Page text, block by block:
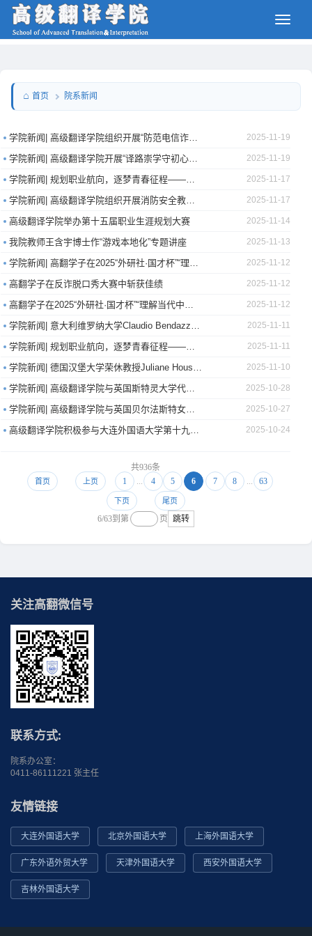
首页 院系新闻
学院新闻| 高级翻译学院组织开展“防范电信诈骗，护航青春成长”专题讲座 2025-11-19
学院新闻| 高级翻译学院开展“译路崇学守初心，学风赋能启新程” 学风建设月系列主题活动 2025-11-19
学院新闻| 规划职业航向，逐梦青春征程——高级翻译学院第十五届职业生涯规划大赛正式启动 2025-11-17
学院新闻| 高级翻译学院组织开展消防安全教育系列活动 2025-11-17
高级翻译学院举办第十五届职业生涯规划大赛 2025-11-14
我院教师王含宇博士作“游戏本地化”专题讲座 2025-11-13
学院新闻| 高翻学子在2025“外研社·国才杯”“理解当代中国”全国大学生外语能力大赛综合能力赛项辽宁省赛中喜获佳绩 2025-11-12
高翻学子在反诈脱口秀大赛中斩获佳绩 2025-11-12
高翻学子在2025“外研社·国才杯”“理解当代中国”全国大学生外语能力大赛笔译赛项辽宁省赛中喜获佳绩 2025-11-12
学院新闻| 意大利维罗纳大学Claudio Bendazzoli副教授应邀开设“口译研究中的民族志方法”主题讲座 2025-11-11
学院新闻| 规划职业航向，逐梦青春征程——高级翻译学院第十五届职业生涯规划大赛正式启动 2025-11-11
学院新闻| 德国汉堡大学荣休教授Juliane House应邀开设“话语与主导性：全球英语、语言接触及语言演变”学术讲座 2025-11-10
学院新闻| 高级翻译学院与英国斯特灵大学代表洽谈国际交流合作 2025-10-28
学院新闻| 高级翻译学院与英国贝尔法斯特女王大学代表洽谈国际交流合作 2025-10-27
高级翻译学院积极参与大连外国语大学第十九届体育节暨大学生趣味运动会 2025-10-24
共936条
首页 上页 1 ... 4 5 6 7 8 ... 63
下页 尾页
6/63到第 页 跳转
关注高翻微信号
联系方式:
院系办公室：
0411-86111221 张主任
友情链接
大连外国语大学 北京外国语大学 上海外国语大学
广东外语外贸大学 天津外国语大学 西安外国语大学
吉林外国语大学